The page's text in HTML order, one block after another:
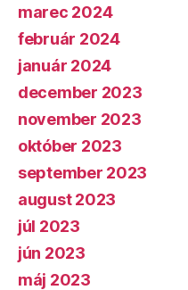
marec 2024
február 2024
január 2024
december 2023
november 2023
október 2023
september 2023
august 2023
júl 2023
jún 2023
máj 2023